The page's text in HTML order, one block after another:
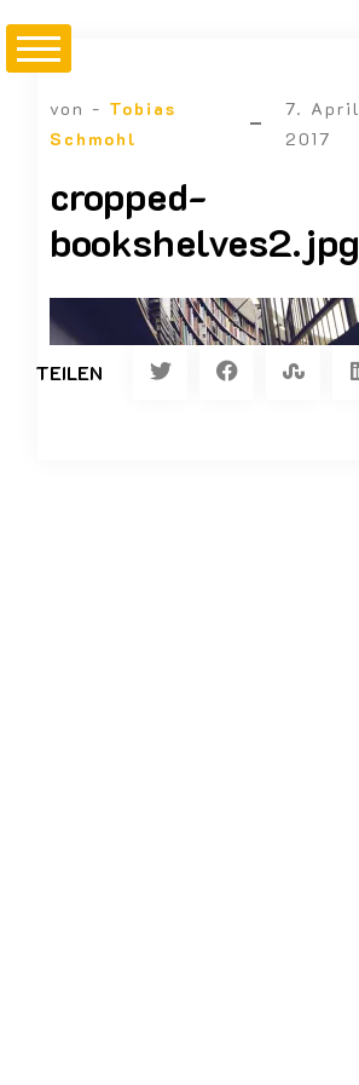
von - Tobias
Schmohl
7. April
2017
cropped-
bookshelves2.jpg
TEILEN